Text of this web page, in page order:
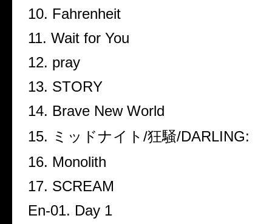
10. Fahrenheit
11. Wait for You
12. pray
13. STORY
14. Brave New World
15. ミッドナイト /狂騒/DARLING:
16. Monolith
17. SCREAM
En-01. Day 1